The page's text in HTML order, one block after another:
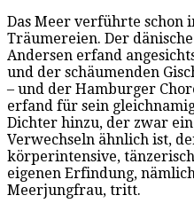
Das Meer verführte schon
Träumereien. Der
Andersen erfand
und der schäumenden
– und der Hamburger
erfand für sein
Dichter hinzu, der zwar
Verwechseln ähnlich ist,
körperintensive,
eigenen Erfindung,
Meerjungfrau, tritt.